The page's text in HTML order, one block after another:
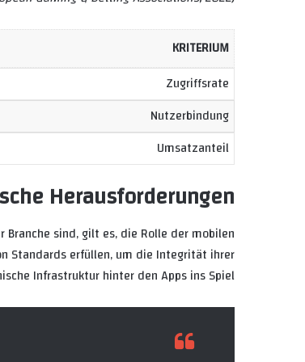
KRITERIUM
Zugriffsrate
Nutzerbindung
Umsatzanteil
Herausforderungen
sind, gilt es, die Rolle der mobilen
Standards erfüllen, um die Integrität ihrer
Infrastruktur hinter den Apps ins Spiel.